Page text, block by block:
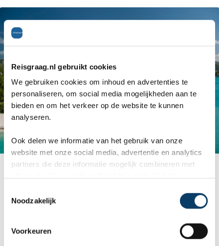
Reisgraag.nl gebruikt cookies
We gebruiken cookies om inhoud en advertenties te
personaliseren, om social media mogelijkheden aan te
bieden en om het verkeer op de website te kunnen
analyseren.
Ook delen we informatie van het gebruik van onze
website met onze social media, advertentie en analytics
partners die deze informatie mogelijk combineren met
Noodzakelijk
Voorkeuren
Bora Bora - St. Regis
Palawan, Filipijnen
Van de meer dan de 7.000 eilanden van de